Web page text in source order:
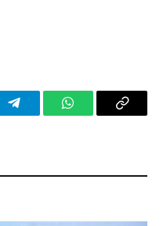
TelegramWhatsAppCopy